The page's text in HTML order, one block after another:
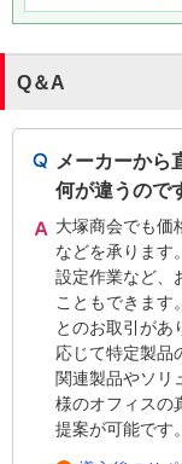
Q＆A
メーカーから
何が違うので
大塚商会でも価
などを承ります
設定作業など、
こともできます
とのお取引があ
応じて特定製品
関連製品やソリ
様のオフィスの
提案が可能です。